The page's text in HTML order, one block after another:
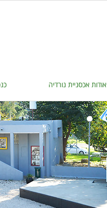
אודות אכסניית נורדיה